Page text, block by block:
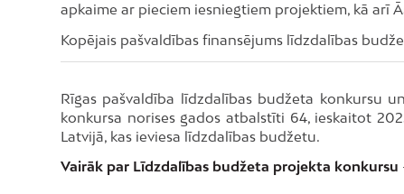
apkaime ar pieciem iesniegtiem projektiem, kā arī
Kopējais pašvaldības finansējums līdzdalības
Rīgas pašvaldība līdzdalības budžeta konkursu
konkursa norises gados atbalstīti 64, ieskaitot
Latvijā, kas ieviesa līdzdalības budžetu.
Vairāk par Līdzdalības budžeta projekta konkursu